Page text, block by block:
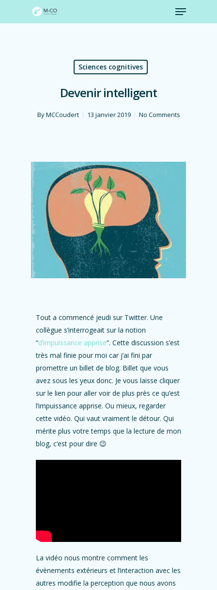
Sciences cognitives
Devenir intelligent
ByMCCoudert 13 janvier 2019 No Comments
Tout a commencé jeudi sur Twitter. Une
collègue s’interrogeait sur la notion
“d’impuissance apprise“. Cette discussion s’est
très mal finie pour moi car j’ai fini par
promettre un billet de blog. Billet que vous
avez sous les yeux donc. Je vous laisse cliquer
sur le lien pour aller voir de plus près ce qu’est
l’impuissance apprise. Ou mieux, regarder
cette vidéo. Qui vaut vraiment le détour. Qui
mérite plus votre temps que la lecture de mon
blog, c’est pour dire 😉
La vidéo nous montre comment les
évènements extérieurs et l’interaction avec les
autres modifie la perception que nous avons